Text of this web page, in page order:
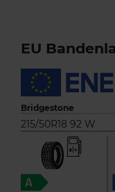
EU
Bridgestone
215/50R18 92 W